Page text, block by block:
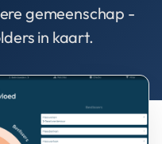
gemeenschap -
in kaart.